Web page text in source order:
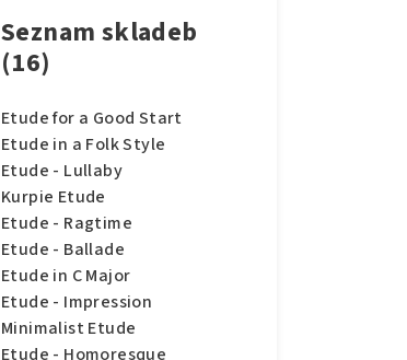
Seznam skladeb
(16)
Etude for a Good Start
Etude in a Folk Style
Etude - Lullaby
Kurpie Etude
Etude - Ragtime
Etude - Ballade
Etude in C Major
Etude - Impression
Minimalist Etude
Etude - Homoresque